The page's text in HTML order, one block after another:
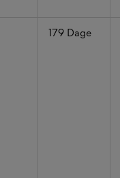
179 Dage